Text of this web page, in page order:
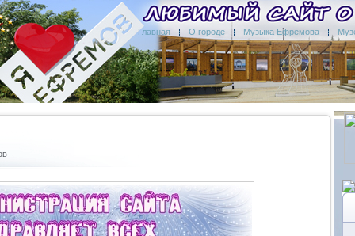
Главная О городе Музыка Ефремова